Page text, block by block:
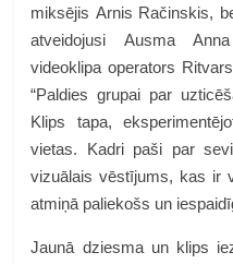
miksējis Arnis Račinskis,
atveidojusi Ausma
videoklipa operators
“Paldies grupai par
Klips tapa,
vietas. Kadri paši par
vizuālais vēstījums, kas ir
atmiņā paliekošs un
Jaunā dziesma un klips